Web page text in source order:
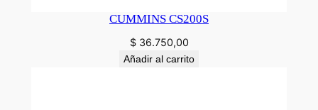
CUMMINS CS200S
$36.750,00
Añadir al carrito